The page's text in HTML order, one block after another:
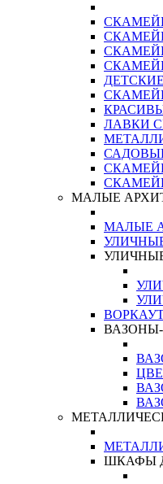
ЛАВКИ
МАЛЫЕ
МАЛЫЕ
ШКАФЫ